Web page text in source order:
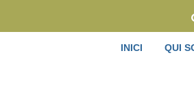
INICI QUI